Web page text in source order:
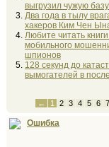
выгрузил чужую
Два года в тылу
хакеров Ким Чен
Любите читать
мобильного
шпионов
128 секунд до
вымогателей в
← 1 2 3 4 5 6 7
Ошибка